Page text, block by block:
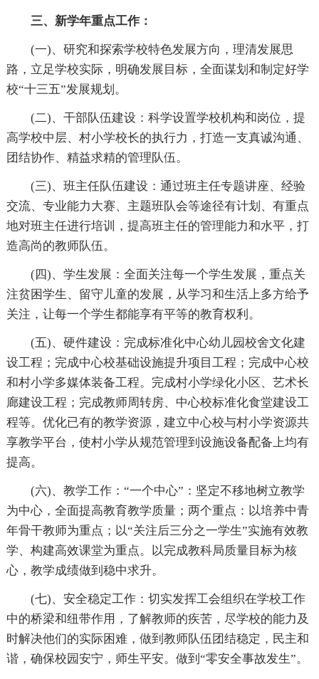
三、新学年重点工作：
(一)、研究和探索学校特色发展方向，理清发展思
路，立足学校实际，明确发展目标，全面谋划和制定好学
校“十三五”发展规划。
(二)、干部队伍建设：科学设置学校机构和岗位，提
高学校中层、村小学校长的执行力，打造一支真诚沟通、
团结协作、精益求精的管理队伍。
(三)、班主任队伍建设：通过班主任专题讲座、经验
交流、专业能力大赛、主题班队会等途径有计划、有重点
地对班主任进行培训，提高班主任的管理能力和水平，打
造高尚的教师队伍。
(四)、学生发展：全面关注每一个学生发展，重点关
注贫困学生、留守儿童的发展，从学习和生活上多方给予
关注，让每一个学生都能享有平等的教育权利。
(五)、硬件建设：完成标准化中心幼儿园校舍文化建
设工程；完成中心校基础设施提升项目工程；完成中心校
和村小学多媒体装备工程。完成村小学绿化小区、艺术长
廊建设工程；完成教师周转房、中心校标准化食堂建设工
程等。优化已有的教学资源，建立中心校与村小学资源共
享教学平台，使村小学从规范管理到设施设备配备上均有
提高。
(六)、教学工作：“一个中心”：坚定不移地树立教学
为中心，全面提高教育教学质量；两个重点：以培养中青
年骨干教师为重点；以“关注后三分之一学生”实施有效教
学、构建高效课堂为重点。以完成教科局质量目标为核
心，教学成绩做到稳中求升。
(七)、安全稳定工作：切实发挥工会组织在学校工作
中的桥梁和纽带作用，了解教师的疾苦，尽学校的能力及
时解决他们的实际困难，做到教师队伍团结稳定，民主和
谐，确保校园安宁，师生平安。做到“零安全事故发生”。